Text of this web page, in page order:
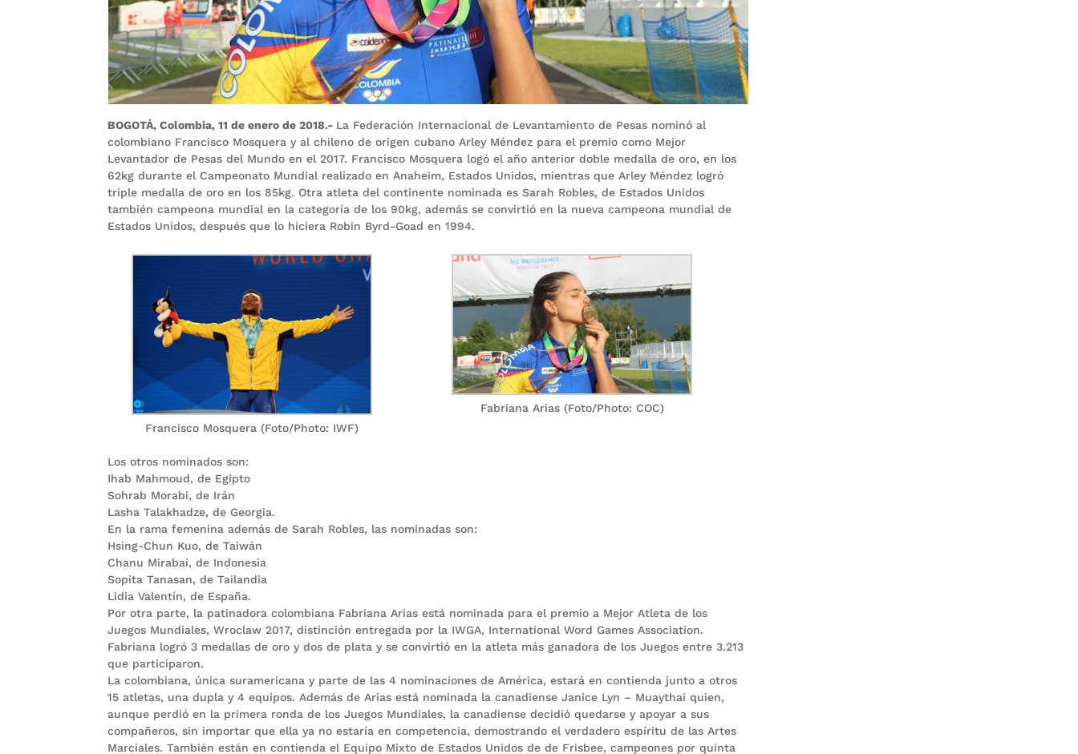
BOGOTÁ, Colombia, 11 de enero de 2018.- La Federación Internacional de Levantamiento de Pesas nominó al
colombiano Francisco Mosquera y al chileno de origen cubano Arley Méndez para el premio como Mejor
Levantador de Pesas del Mundo en el 2017. Francisco Mosquera logó el año anterior doble medalla de oro, en los
62kg durante el Campeonato Mundial realizado en Anaheim, Estados Unidos, mientras que Arley Méndez logró
triple medalla de oro en los 85kg. Otra atleta del continente nominada es Sarah Robles, de Estados Unidos
también campeona mundial en la categoría de los 90kg, además se convirtió en la nueva campeona mundial de
Estados Unidos, después que lo hiciera Robin Byrd-Goad en 1994.
Francisco Mosquera (Foto/Photo: IWF)
Fabriana Arias (Foto/Photo: COC)
Los otros nominados son:
Ihab Mahmoud, de Egipto
Sohrab Morabi, de Irán
Lasha Talakhadze, de Georgia.
En la rama femenina además de Sarah Robles, las nominadas son:
Hsing-Chun Kuo, de Taiwán
Chanu Mirabai, de Indonesia
Sopita Tanasan, de Tailandia
Lidia Valentín, de España.
Por otra parte, la patinadora colombiana Fabriana Arias está nominada para el premio a Mejor Atleta de los
Juegos Mundiales, Wroclaw 2017, distinción entregada por la IWGA, International Word Games Association.
Fabriana logró 3 medallas de oro y dos de plata y se convirtió en la atleta más ganadora de los Juegos entre 3.213
que participaron.
La colombiana, única suramericana y parte de las 4 nominaciones de América, estará en contienda junto a otros
15 atletas, una dupla y 4 equipos. Además de Arias está nominada la canadiense Janice Lyn – Muaythai quien,
aunque perdió en la primera ronda de los Juegos Mundiales, la canadiense decidió quedarse y apoyar a sus
compañeros, sin importar que ella ya no estaría en competencia, demostrando el verdadero espíritu de las Artes
Marciales. También están en contienda el Equipo Mixto de Estados Unidos de de Frisbee, campeones por quinta